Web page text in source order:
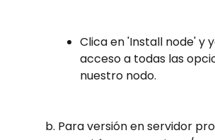
Clica en 'Install node' y
acceso a todas las
nuestro nodo.
Para versión en servidor